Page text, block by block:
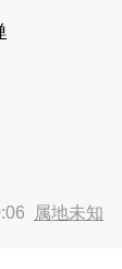
属地未知